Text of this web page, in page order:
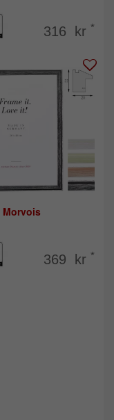
316 kr *
Morvois
369 kr *